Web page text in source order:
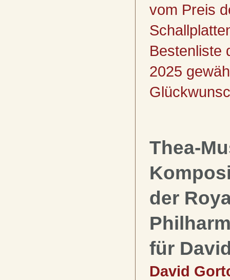
vom Preis
Bestenliste
2025
Thea-
der
für
David Go